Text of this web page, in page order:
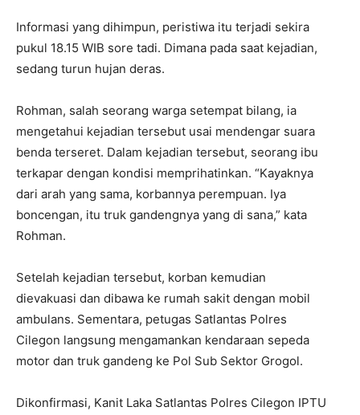
Informasi yang dihimpun, peristiwa itu terjadi sekira
pukul 18.15 WIB sore tadi. Dimana pada saat kejadian,
sedang turun hujan deras.
Rohman, salah seorang warga setempat bilang, ia
mengetahui kejadian tersebut usai mendengar suara
benda terseret. Dalam kejadian tersebut, seorang ibu
terkapar dengan kondisi memprihatinkan. “Kayaknya
dari arah yang sama, korbannya perempuan. Iya
boncengan, itu truk gandengnya yang di sana,” kata
Rohman.
Setelah kejadian tersebut, korban kemudian
dievakuasi dan dibawa ke rumah sakit dengan mobil
ambulans. Sementara, petugas Satlantas Polres
Cilegon langsung mengamankan kendaraan sepeda
motor dan truk gandeng ke Pol Sub Sektor Grogol.
Dikonfirmasi, Kanit Laka Satlantas Polres Cilegon IPTU